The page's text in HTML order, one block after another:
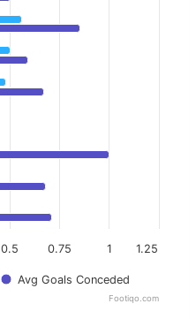
Avg Goals Conceded
1
0.5 0.75 1.25
Footiqo.com